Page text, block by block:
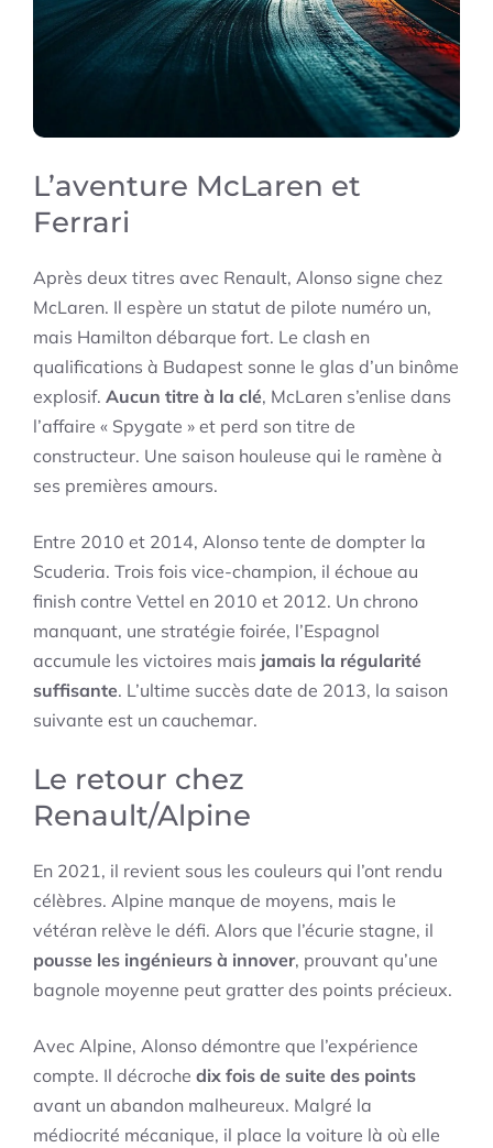
L’aventure McLaren et
Ferrari
Après deux titres avec Renault, Alonso signe chez
McLaren. Il espère un statut de pilote numéro un,
mais Hamilton débarque fort. Le clash en
qualifications à Budapest sonne le glas d’un binôme
explosif. Aucun titre à la clé, McLaren s’enlise dans
l’affaire « Spygate » et perd son titre de
constructeur. Une saison houleuse qui le ramène à
ses premières amours.
Entre 2010 et 2014, Alonso tente de dompter la
Scuderia. Trois fois vice-champion, il échoue au
finish contre Vettel en 2010 et 2012. Un chrono
manquant, une stratégie foirée, l’Espagnol
accumule les victoires mais jamais la régularité
suffisante. L’ultime succès date de 2013, la saison
suivante est un cauchemar.
Le retour chez
Renault/Alpine
En 2021, il revient sous les couleurs qui l’ont rendu
célèbres. Alpine manque de moyens, mais le
vétéran relève le défi. Alors que l’écurie stagne, il
pousse les ingénieurs à innover, prouvant qu’une
bagnole moyenne peut gratter des points précieux.
Avec Alpine, Alonso démontre que l’expérience
compte. Il décroche dix fois de suite des points
avant un abandon malheureux. Malgré la
médiocrité mécanique, il place la voiture là où elle